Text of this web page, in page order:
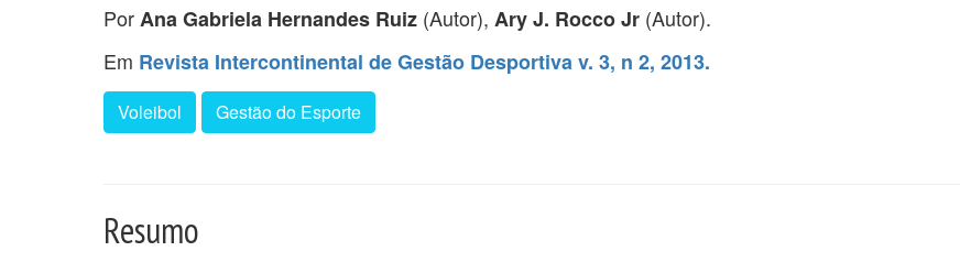
PorAna Gabriela Hernandes Ruiz (Autor), Ary J. Rocco Jr (Autor).
Em Revista Intercontinental de Gestão Desportiva v. 3, n 2, 2013.
Voleibol Gestão do Esporte
Resumo